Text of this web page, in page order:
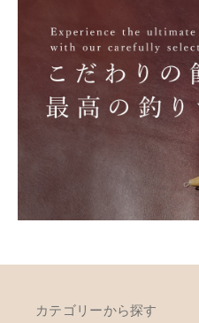
カテゴリーから探す